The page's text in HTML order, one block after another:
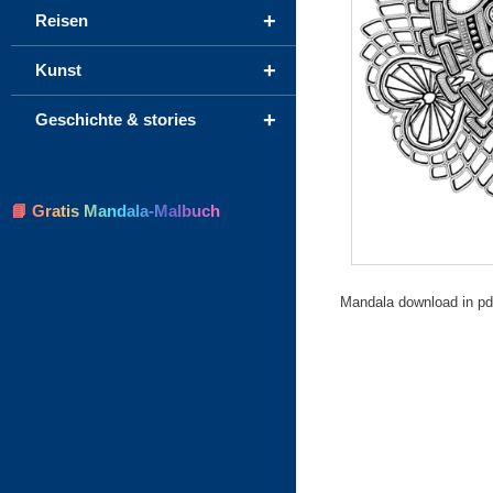
Mandala download in
+
Reisen
+
Kunst
+
Geschichte & stories
📘 Gratis Mandala-Malbuch